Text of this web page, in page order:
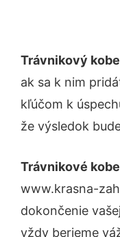
Trávnikový
ak sa k nim
kľúčom k
že výsledok
Trávnikové
www.krasna-
dokončenie
vždy berieme